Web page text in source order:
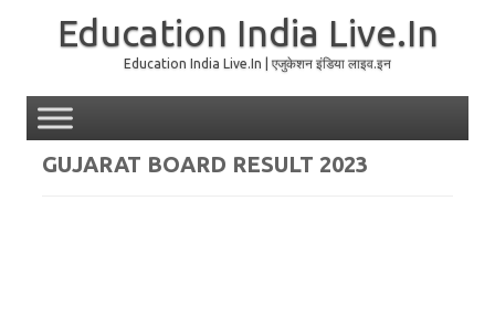
Education India Live.In
Education India Live.In | एजुकेशन इंडिया लाइव.इन
GUJARAT BOARD RESULT 2023